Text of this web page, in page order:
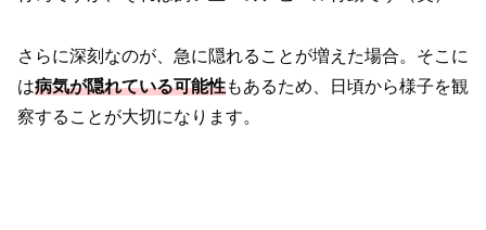
さらに深刻なのが、急に隠れることが増えた場合。そこに
は病気が隠れている可能性もあるため、日頃から様子を観
察することが大切になります。